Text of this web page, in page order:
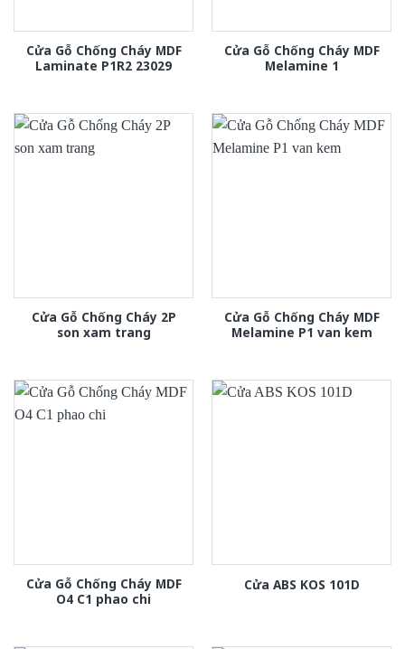
Cửa Gỗ Chống Cháy MDF
Laminate P1R2 23029
Cửa Gỗ Chống Cháy MDF
Melamine 1
Cửa Gỗ Chống Cháy 2P
son xam trang
Cửa Gỗ Chống Cháy MDF
Melamine P1 van kem
Cửa Gỗ Chống Cháy MDF
O4 C1 phao chi
Cửa ABS KOS 101D